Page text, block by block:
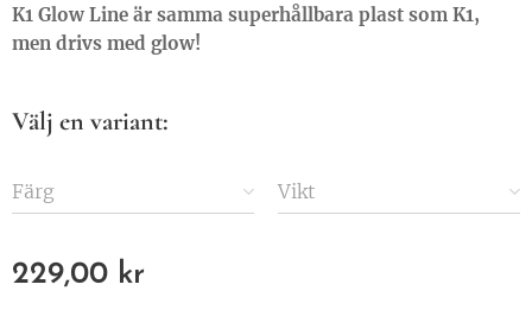
K1 Glow Line är samma superhållbara plast som K1,
men drivs med glow!
Välj en variant:
Färg Vikt
229,00 kr